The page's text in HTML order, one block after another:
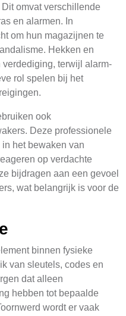
omvat verschillende
en alarmen. In
om hun magazijnen te
Hekken en
terwijl alarm-
rol spelen bij het
ook
Deze professionele
het bewaken van
op verdachte
bijdragen aan een gevoel
wat belangrijk is voor de
binnen fysieke
van sleutels, codes en
dat alleen
hebben tot bepaalde
wordt er vaak